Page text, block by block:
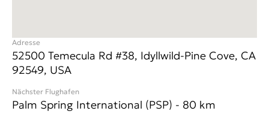
Adresse
52500 Temecula Rd #38, Idyllwild-Pine Cove, CA
92549, USA
Nächster Flughafen
Palm Spring International (PSP) - 80 km